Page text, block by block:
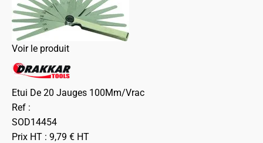
Voir le produit
Etui De 20 Jauges 100Mm/Vrac
Ref :
SOD14454
Prix HT : 9,79 € HT